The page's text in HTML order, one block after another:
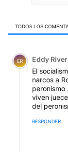
TODOS LOS
Comentario de
ER Eddy
El
narcos a
peronismo
viven
del
RESPONDER